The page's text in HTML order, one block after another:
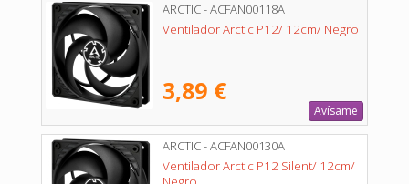
ARCTIC - ACFAN00118A
Ventilador Arctic P12/ 12cm/ Negro
3,89 €
Avísame
ARCTIC - ACFAN00130A
Ventilador Arctic P12 Silent/ 12cm/